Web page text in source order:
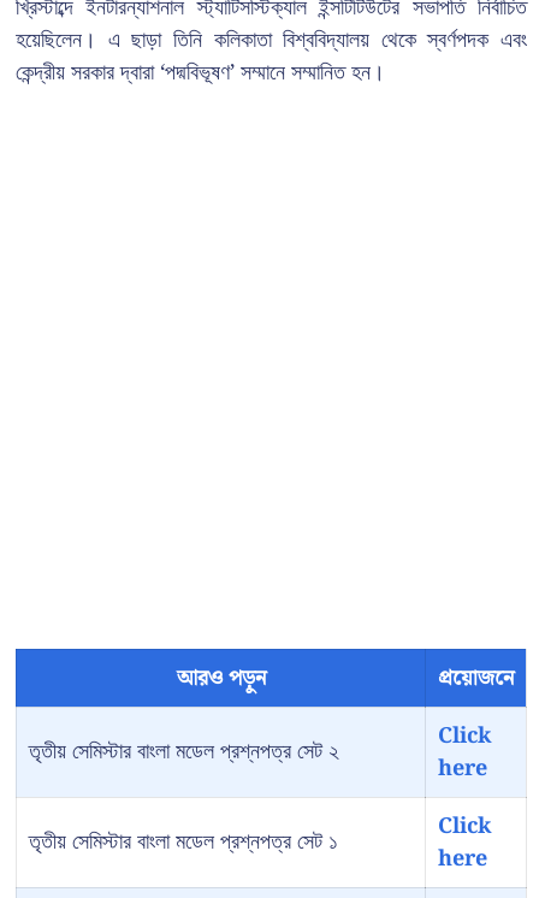
খ্রিস্টাব্দে ইনটারন্যাশনাল স্ট্যাটিসস্টিক্যাল ইন্সটিটিউটের সভাপতি নির্বাচিত
হয়েছিলেন। এ ছাড়া তিনি কলিকাতা বিশ্ববিদ্যালয় থেকে স্বর্ণপদক এবং
কেন্দ্রীয় সরকার দ্বারা ‘পদ্মবিভূষণ’ সম্মানে সম্মানিত হন।
আরও পড়ুন প্রয়োজনে
তৃতীয় সেমিস্টার বাংলা মডেল প্রশ্নপত্র সেট ২
Click
here
তৃতীয় সেমিস্টার বাংলা মডেল প্রশ্নপত্র সেট ১
Click
here